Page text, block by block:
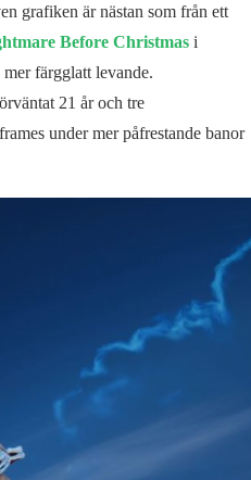
grafiken är nästan som från ett
Before Christmasi
färgglatt levande.
21 år och tre
under mer påfrestande banor